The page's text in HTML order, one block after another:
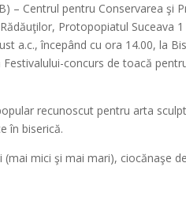
– Centrul pentru Conservarea şi
Protopopiatul Suceava
a.c., începând cu ora 14.00, la
concurs de toacă
recunoscut pentru arta
în biserică.
mici şi mai mari), ciocănaşe